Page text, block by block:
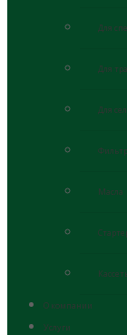
Для
Для
Для
Масла
О компании
Услуги